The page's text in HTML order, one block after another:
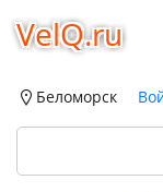
VelQ.ru
Беломорск